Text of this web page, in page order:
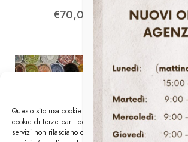
Gestisci i Cookies
Questo sito usa cookie di analytics per raccogliere dati
cookie di terze parti per migliorare l'esperienza utente.
servizi non rilasciano cookie a meno che l'utente non
€70,00
€